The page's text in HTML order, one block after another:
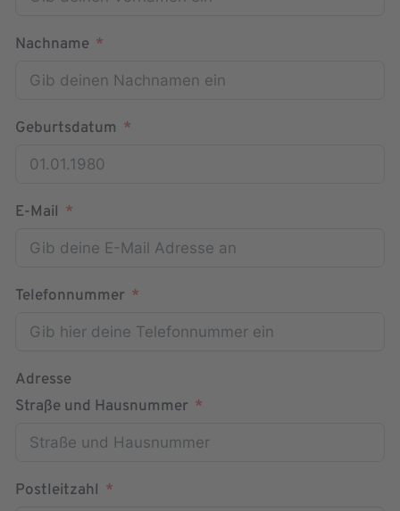
Nachname
Geburtsdatum
E-Mail
Telefonnummer
Adresse
Straße und Hausnummer
Postleitzahl